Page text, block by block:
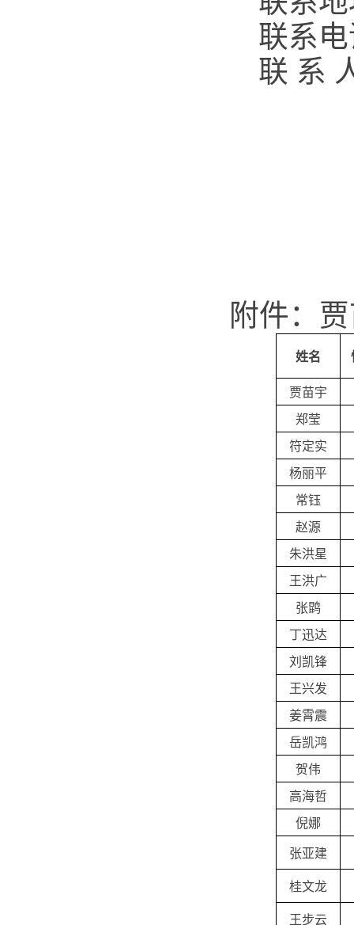
联系电
联 系
附件：
姓名
贾苗宇
郑莹
符定实
杨丽平
常钰
赵源
朱洪星
王洪广
张鹍
丁迅达
刘凯锋
王兴发
姜霄震
岳凯鸿
贺伟
高海哲
倪娜
张亚建
桂文龙
王步云